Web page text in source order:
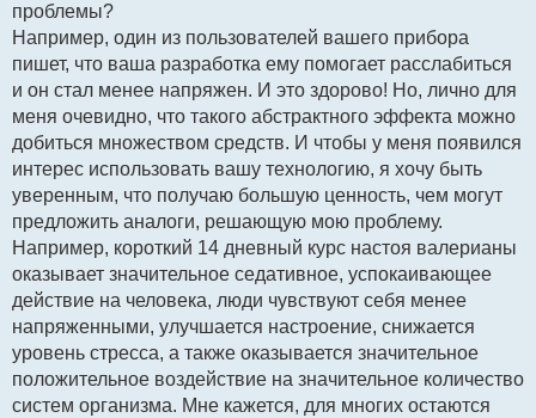
проблемы?
Например, один из пользователей вашего прибора
пишет, что ваша разработка ему помогает расслабиться
и он стал менее напряжен. И это здорово! Но, лично для
меня очевидно, что такого абстрактного эффекта можно
добиться множеством средств. И чтобы у меня появился
интерес использовать вашу технологию, я хочу быть
уверенным, что получаю большую ценность, чем могут
предложить аналоги, решающую мою проблему.
Например, короткий 14 дневный курс настоя валерианы
оказывает значительное седативное, успокаивающее
действие на человека, люди чувствуют себя менее
напряженными, улучшается настроение, снижается
уровень стресса, а также оказывается значительное
положительное воздействие на значительное количество
систем организма. Мне кажется, для многих остаются